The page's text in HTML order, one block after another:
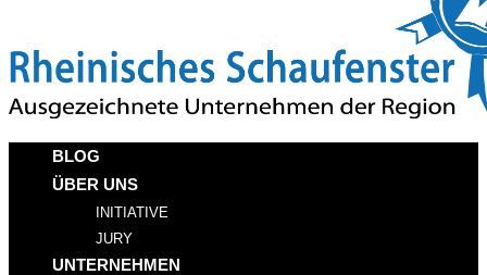
BLOG
ÜBER UNS
INITIATIVE
JURY
UNTERNEHMEN